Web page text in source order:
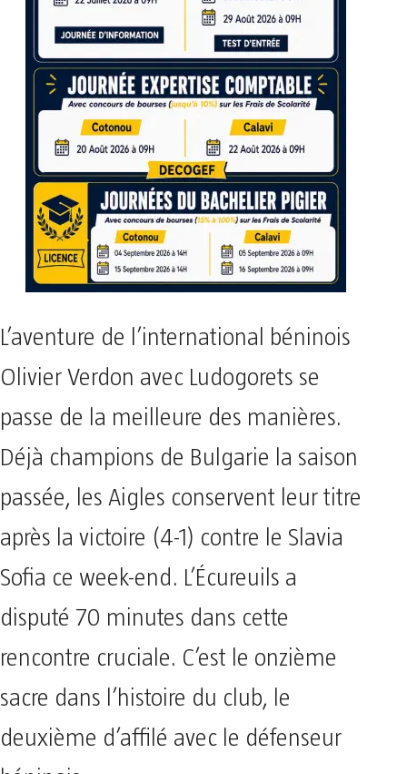
L’aventure de l’international béninois
Olivier Verdon avec Ludogorets se
passe de la meilleure des manières.
Déjà champions de Bulgarie la saison
passée, les Aigles conservent leur titre
après la victoire (4-1) contre le Slavia
Sofia ce week-end. L’Écureuils a
disputé 70 minutes dans cette
rencontre cruciale. C’est le onzième
sacre dans l’histoire du club, le
deuxième d’affilé avec le défenseur